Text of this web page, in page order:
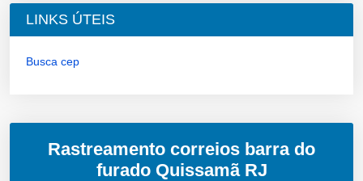
LINKS ÚTEIS
Busca cep
Rastreamento correios barra do
furado Quissamã RJ